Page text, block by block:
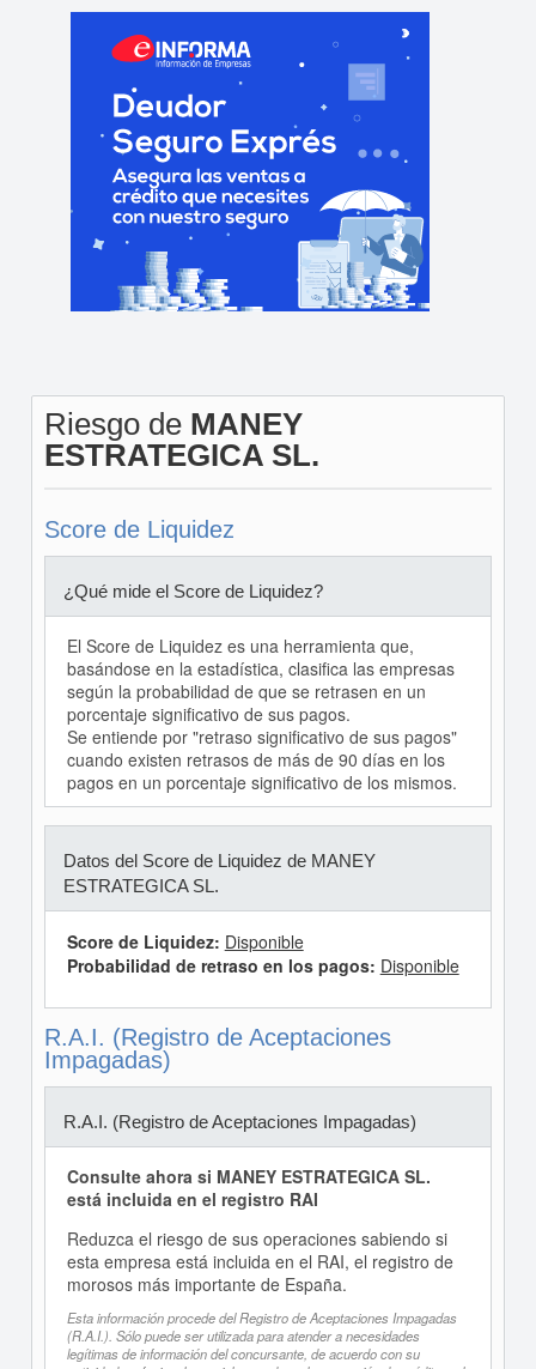
Riesgo de MANEY
ESTRATEGICA SL.
Score de Liquidez
¿Qué mide el Score de Liquidez?
El Score de Liquidez es una herramienta que,
basándose en la estadística, clasifica las empresas
según la probabilidad de que se retrasen en un
porcentaje significativo de sus pagos.
Se entiende por "retraso significativo de sus pagos"
cuando existen retrasos de más de 90 días en los
pagos en un porcentaje significativo de los mismos.
Datos del Score de Liquidez de MANEY
ESTRATEGICA SL.
Score de Liquidez: Disponible
Probabilidad de retraso en los pagos: Disponible
R.A.I. (Registro de Aceptaciones
Impagadas)
R.A.I. (Registro de Aceptaciones Impagadas)
Consulte ahora si MANEY ESTRATEGICA SL.
está incluida en el registro RAI
Reduzca el riesgo de sus operaciones sabiendo si
esta empresa está incluida en el RAI, el registro de
morosos más importante de España.
Esta información procede del Registro de Aceptaciones Impagadas
(R.A.I.). Sólo puede ser utilizada para atender a necesidades
legítimas de información del concursante, de acuerdo con su